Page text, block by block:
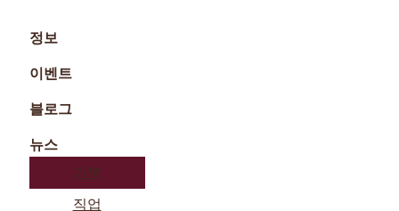
정보
이벤트
블로그
뉴스
기부
직업